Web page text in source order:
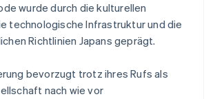
wurde durch die kulturellen
technologische Infrastruktur und die
Richtlinien Japans geprägt.
bevorzugt trotz ihres Rufs als
nach wie vor